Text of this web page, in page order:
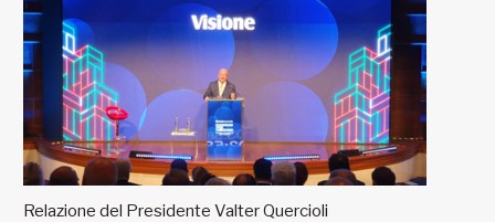
Relazione del Presidente Valter Quercioli